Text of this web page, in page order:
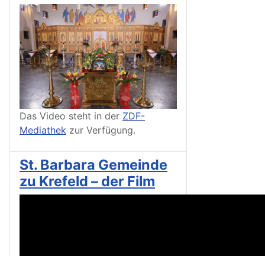
Das Video steht in der ZDF-
Mediathek zur Verfügung.
St. Barbara Gemeinde
zu Krefeld – der Film